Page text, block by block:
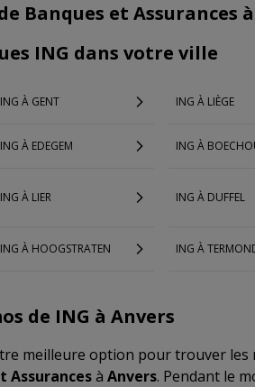
Banques et Assurances
ING dans votre ville
ING À GENT ING À LIÈGE
ING À EDEGEM ING À
ING À LIER ING À DUFFEL
ING À HOOGSTRATEN ING À
de ING à Anvers
meilleure option pour trouver les
Assurancesà Anvers. Pendant le